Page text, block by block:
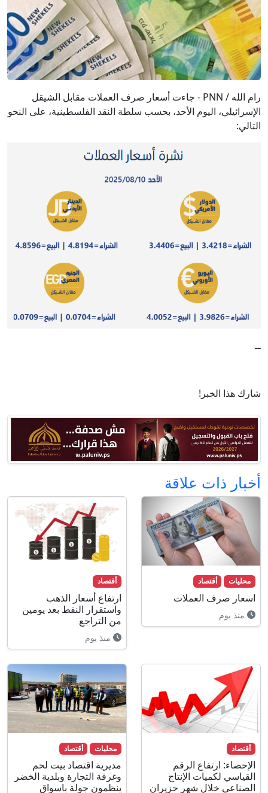
رام الله / PNN - جاءت أسعار صرف العملات مقابل الشيقل
الإسرائيلي، اليوم الأحد، بحسب سلطة النقد الفلسطينية، على النحو
التالي:
ــ
شارك هذا الخبر!
أخبار ذات علاقة
محليات أقتصاد
اسعار صرف العملات
منذ يوم
أقتصاد
ارتفاع أسعار الذهب
واستقرار النفط بعد يومين
من التراجع
منذ يوم
أقتصاد
الإحصاء: ارتفاع الرقم
القياسي لكميات الإنتاج
الصناعي خلال شهر حزيران
محليات أقتصاد
مديرية اقتصاد بيت لحم
وغرفة التجارة وبلدية الخضر
ينظمون جولة باسواق